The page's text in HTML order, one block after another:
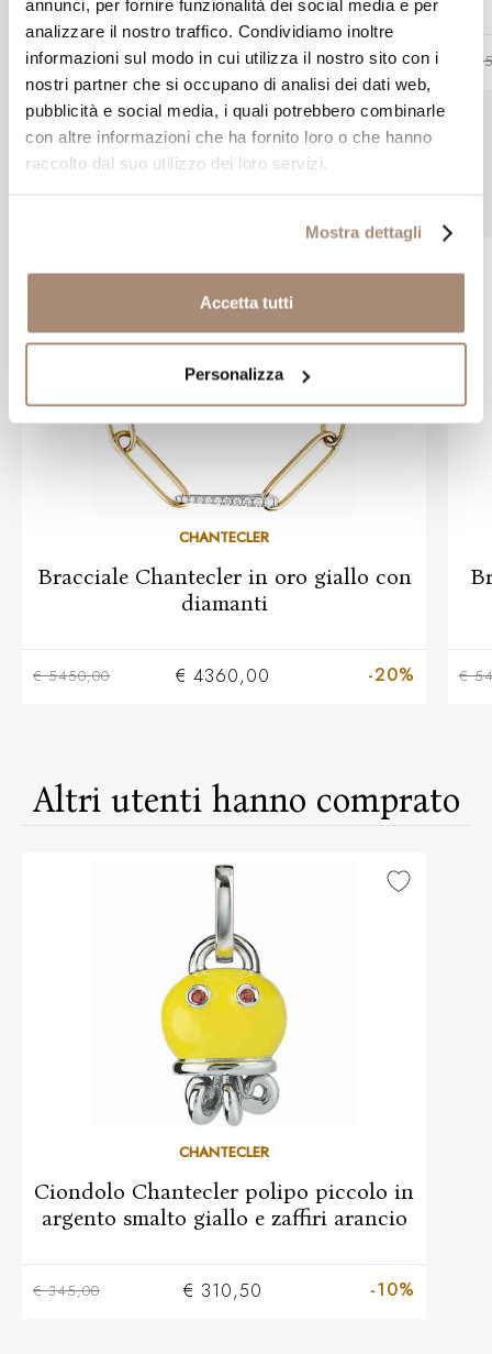
annunci, per fornire funzionalità dei social media e per
analizzare il nostro traffico. Condividiamo inoltre
informazioni sul modo in cui utilizza il nostro sito con i
nostri partner che si occupano di analisi dei dati web,
pubblicità e social media, i quali potrebbero combinarle
con altre informazioni che ha fornito loro o che hanno
raccolto dal suo utilizzo dei loro servizi.
Mostra dettagli
Accetta tutti
Personalizza
€ 410,00 € 369,00 -10% €
CHANTECLER
Bracciale Chantecler in oro giallo con
diamanti
€ 5450,00 € 4360,00 -20% €
Altri utenti hanno comprato
CHANTECLER
Ciondolo Chantecler polipo piccolo in
argento smalto giallo e zaffiri arancio
€ 345,00 € 310,50 -10%